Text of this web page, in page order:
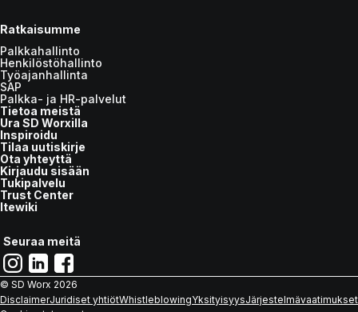
Ratkaisumme
Palkkahallinto
Henkilöstöhallinto
Työajanhallinta
SAP
Palkka- ja HR-palvelut
Tietoa meistä
Ura SD Worxilla
Inspiroidu
Tilaa uutiskirje
Ota yhteyttä
Kirjaudu sisään
Tukipalvelu
Trust Center
Itewiki
Seuraa meitä
© SD Worx 2026
DisclaimerJuridiset yhtiötWhistleblowingYksityisyysJärjestelmävaatimukset